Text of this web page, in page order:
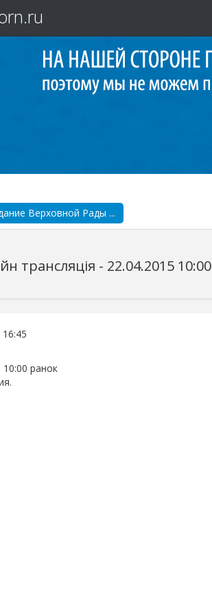
Верховной Рады ...
трансляція - 22.04.2015 10:00
10:00 ранок